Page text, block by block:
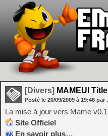
[Divers] MAMEUI
Posté le 20/09/2009 à 19:46 par
La mise à jour vers Mame
Site Officiel
En savoir plus…